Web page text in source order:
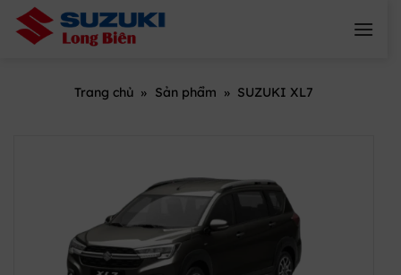
Skip
Trang chủ » Sản phẩm » SUZUKI XL7